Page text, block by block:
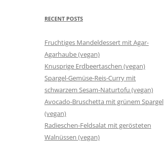
RECENT POSTS
Fruchtiges Mandeldessert mit Agar-
Agarhaube (vegan)
Knusprige Erdbeertaschen (vegan)
Spargel-Gemüse-Reis-Curry mit
schwarzem Sesam-Naturtofu (vegan)
Avocado-Bruschetta mit grünem Spargel
(vegan)
Radieschen-Feldsalat mit gerösteten
Walnüssen (vegan)